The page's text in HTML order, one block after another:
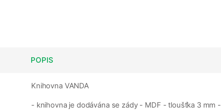
POPIS
Knihovna VANDA
- knihovna je dodávána se zády - MDF - tloušťka 3 mm